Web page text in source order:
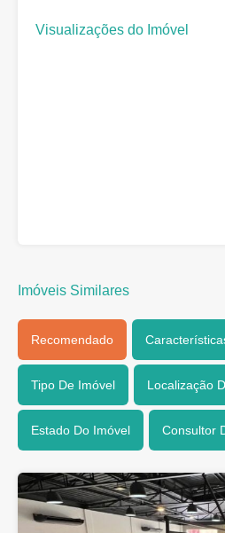
Visualizações do Imóvel
Imóveis Similares
Recomendado
Tipo De Imóvel Localização
Estado Do Imóvel Consultor